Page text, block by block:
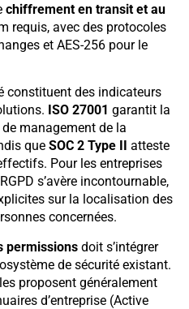
chiffrement en transit et au
requis, avec des protocoles
et AES-256 pour le
constituent des indicateurs
ISO 27001 garantit la
management de la
que SOC 2 Type II
atteste
Pour les entreprises
s’avère incontournable,
sur la localisation des
concernées.
permissions doit s’intégrer
de sécurité existant.
proposent généralement
d’entreprise (Active